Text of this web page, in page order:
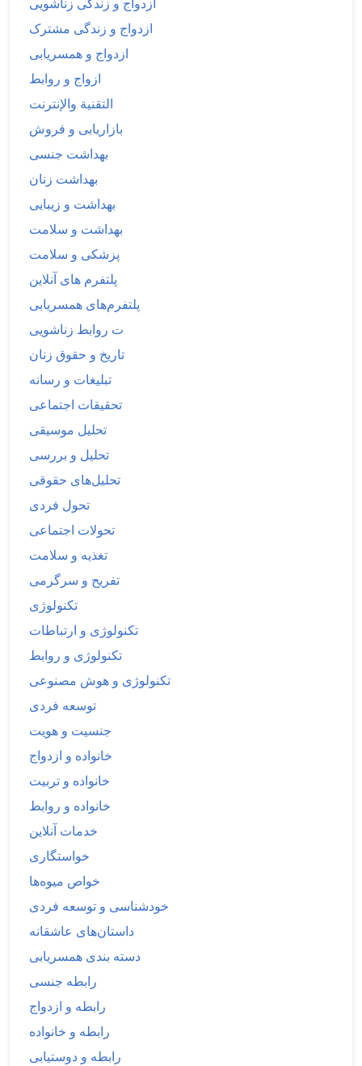
ازدواج و زندگی زناشویی
ازدواج و زندگی مشترک
ازدواج و همسریابی
ازواج و روابط
التقنية والإنترنت
بازاریابی و فروش
بهداشت جنسی
بهداشت زنان
بهداشت و زیبایی
بهداشت و سلامت
پزشکی و سلامت
پلتفرم های آنلاین
پلتفرم‌های همسریابی
ت روابط زناشویی
تاریخ و حقوق زنان
تبلیغات و رسانه
تحقیقات اجتماعی
تحلیل موسیقی
تحلیل و بررسی
تحلیل‌های حقوقی
تحول فردی
تحولات اجتماعی
تغذیه و سلامت
تفریح و سرگرمی
تکنولوژی
تکنولوژی و ارتباطات
تکنولوژی و روابط
تکنولوژی و هوش مصنوعی
توسعه فردی
جنسیت و هویت
خانواده و ازدواج
خانواده و تربیت
خانواده و روابط
خدمات آنلاین
خواستگاری
خواص میوه‌ها
خودشناسی و توسعه فردی
داستان‌های عاشقانه
دسته بندی همسریابی
رابطه جنسی
رابطه و ازدواج
رابطه و خانواده
رابطه و دوستیابی